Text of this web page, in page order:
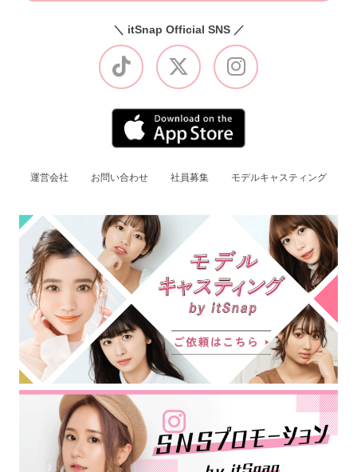
＼ itSnap Official SNS ／
運営会社 お問い合わせ 社員募集 モデルキャスティング